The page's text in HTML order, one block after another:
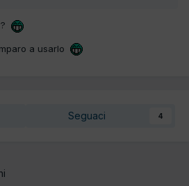
a usarlo
Seguaci 4